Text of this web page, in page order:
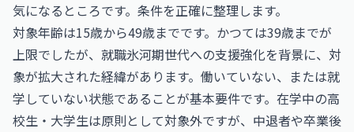
気になるところです。条件を正確に整理します。
対象年齢は15歳から49歳までです。かつては39歳までが
上限でしたが、就職氷河期世代への支援強化を背景に、対
象が拡大された経緯があります。働いていない、または就
学していない状態であることが基本要件です。在学中の高
校生・大学生は原則として対象外ですが、中退者や卒業後